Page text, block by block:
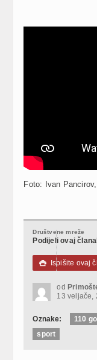
Foto: Ivan
Društvene mreže
Podijeli ovaj
 Ispišite ovaj
od
13 veljače,
Oznake: 110
sport